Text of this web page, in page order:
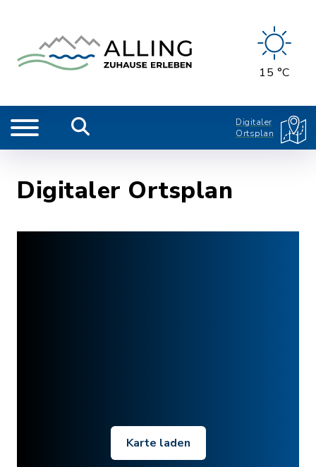
15 °C
Digitaler
Ortsplan
Digitaler Ortsplan
Karte laden